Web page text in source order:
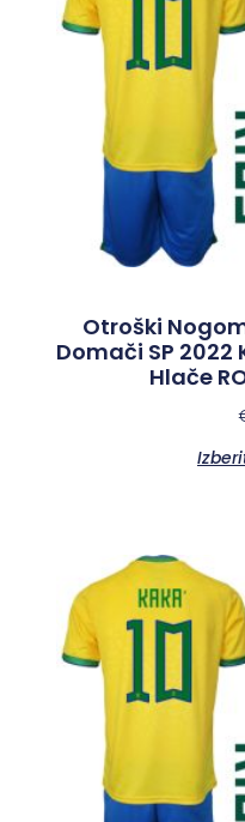
Otroški
Domači SP 2022
Hlače